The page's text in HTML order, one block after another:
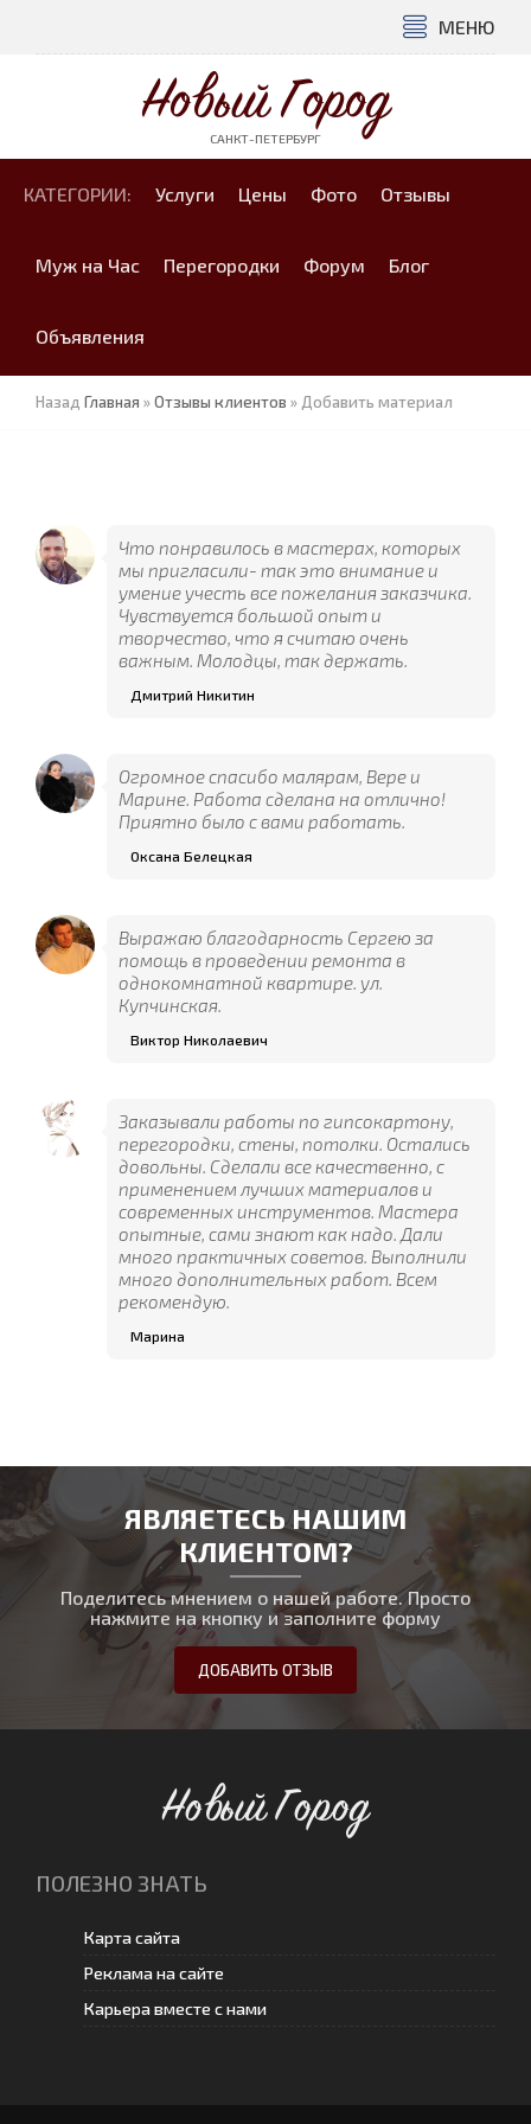
МЕНЮ
Новый Город
САНКТ-ПЕТЕРБУРГ
КАТЕГОРИИ: Услуги Цены Фото Отзывы
Муж на Час Перегородки Форум Блог
Объявления
Назад Главная »Отзывы клиентов » Добавить материал
Что понравилось в мастерах, которых
мы пригласили- так это внимание и
умение учесть все пожелания заказчика.
Чувствуется большой опыт и
творчество, что я считаю очень
важным. Молодцы, так держать.
Дмитрий Никитин
Огромное спасибо малярам, Вере и
Марине. Работа сделана на отлично!
Приятно было с вами работать.
Оксана Белецкая
Выражаю благодарность Сергею за
помощь в проведении ремонта в
однокомнатной квартире. ул.
Купчинская.
Виктор Николаевич
Заказывали работы по гипсокартону,
перегородки, стены, потолки. Остались
довольны. Сделали все качественно, с
применением лучших материалов и
современных инструментов. Мастера
опытные, сами знают как надо. Дали
много практичных советов. Выполнили
много дополнительных работ. Всем
рекомендую.
Марина
ЯВЛЯЕТЕСЬ НАШИМ
КЛИЕНТОМ?
Поделитесь мнением о нашей работе. Просто
нажмите на кнопку и заполните форму
ДОБАВИТЬ ОТЗЫВ
Новый Город
ПОЛЕЗНО ЗНАТЬ
Карта сайта
Реклама на сайте
Карьера вместе с нами